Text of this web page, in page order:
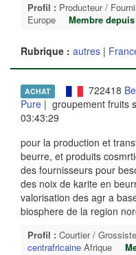
Profil : Producteur /
Europe
Membre
Rubrique : autres |
ACHAT 722418
Pure | groupement fruits
03:43:29
pour la production et
beurre, et produits
des fournisseurs pour
des noix de karite en
valorisation des agr a
biosphere de la region
Profil : Courtier /
centrafricaine Afrique